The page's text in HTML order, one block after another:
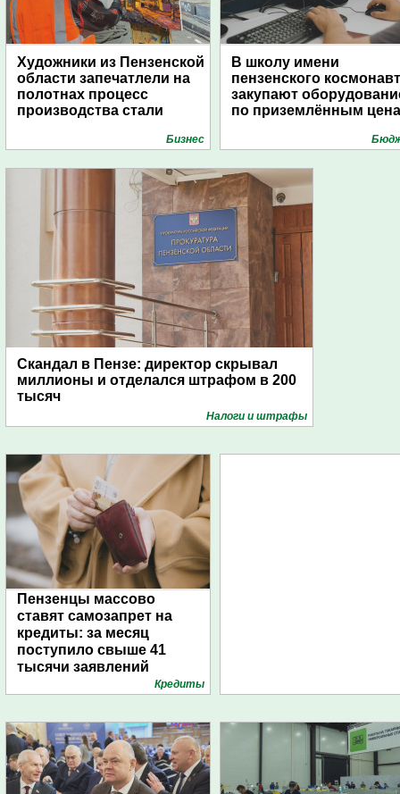
Художники из Пензенской
области запечатлели на
полотнах процесс
производства стали
Бизнес
В школу имени
пензенского
закупают
по приземлённым
Скандал в Пензе: директор скрывал
миллионы и отделался штрафом в 200
тысяч
Налоги и штрафы
Пензенцы массово
ставят самозапрет на
кредиты: за месяц
поступило свыше 41
тысячи заявлений
Кредиты